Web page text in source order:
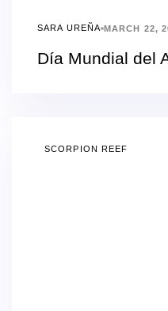
SARA UREÑA MARCH 22,
Día Mundial del
SCORPION REEF